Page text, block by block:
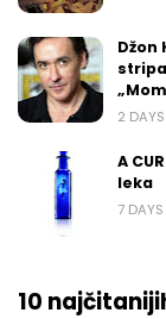
2
A
leka
7
10